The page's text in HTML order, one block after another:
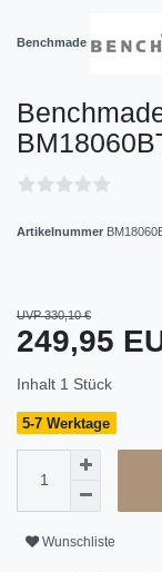
Benchmade
Artikelnummer
UVP 330,10 €
249,95
Inhalt 1 Stück
5-7 Werktage
Wunschliste